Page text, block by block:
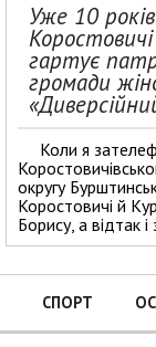
Уже 10 років
гартує
громади
Коли я
округу
Коростовичі й
Борису, а відтак
СПОРТ